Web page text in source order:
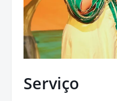
Serviço